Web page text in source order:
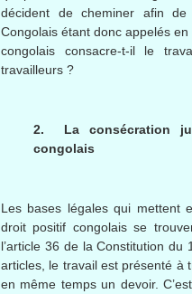
décident de cheminer afin
Congolais étant donc appelés
congolais consacre-t-il le
travailleurs ?
2. La consécration
congolais
Les bases légales qui mettent
droit positif congolais se
l’article 36 de la Constitution
articles, le travail est présenté à
en même temps un devoir.